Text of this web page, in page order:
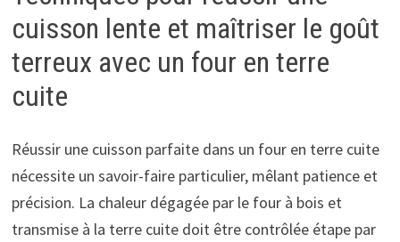
cuisson lente et maîtriser le goût
terreux avec un four en terre
cuite
Réussir une cuisson parfaite dans un four en terre cuite
nécessite un savoir-faire particulier, mêlant patience et
précision. La chaleur dégagée par le four à bois et
transmise à la terre cuite doit être contrôlée étape par